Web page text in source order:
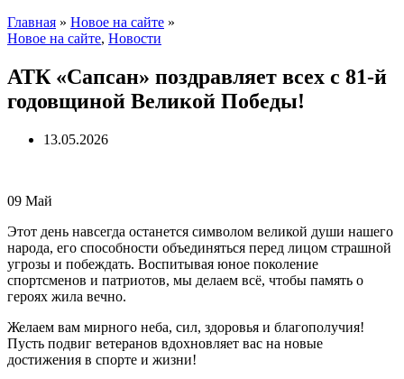
Главная » Новое на сайте »
Новое на сайте, Новости
АТК «Сапсан» поздравляет всех с 81-й
годовщиной Великой Победы!
13.05.2026
09 Май
Этот день навсегда останется символом великой души нашего
народа, его способности объединяться перед лицом страшной
угрозы и побеждать. Воспитывая юное поколение
спортсменов и патриотов, мы делаем всё, чтобы память о
героях жила вечно.
Желаем вам мирного неба, сил, здоровья и благополучия!
Пусть подвиг ветеранов вдохновляет вас на новые
достижения в спорте и жизни!